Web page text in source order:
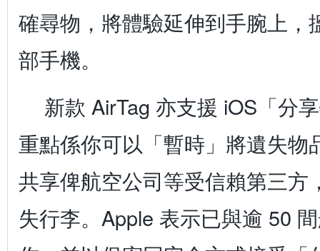
確尋物，將體驗延伸到手腕上，
部手機。
新款 AirTag 亦支援 iOS「分
重點係你可以「暫時」將遺失物
共享俾航空公司等受信賴第三方
失行李。Apple 表示已與逾 50